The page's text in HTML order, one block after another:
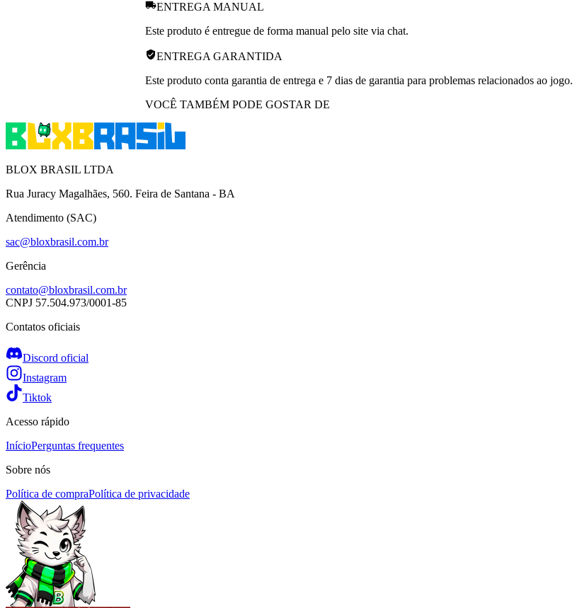
ENTREGA MANUAL
Este produto é entregue de forma manual pelo site via chat.
ENTREGA GARANTIDA
Este produto conta garantia de entrega e 7 dias de garantia para problemas relacionados ao jogo.
VOCÊ TAMBÉM PODE GOSTAR DE
BLOX BRASIL LTDA
Rua Juracy Magalhães, 560. Feira de Santana - BA
Atendimento (SAC)
sac@bloxbrasil.com.br
Gerência
contato@bloxbrasil.com.br
CNPJ 57.504.973/0001-85
Contatos oficiais
Discord oficial
Instagram
Tiktok
Acesso rápido
InícioPerguntas frequentes
Sobre nós
Política de compraPolítica de privacidade